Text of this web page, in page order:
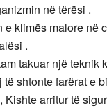
në tërësi .
e klimës malore në
.
takuar një teknik
shtonte farërat e
Kishte arritur të